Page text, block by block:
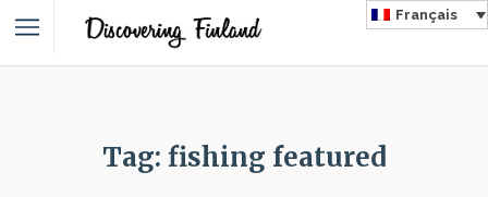
Français
Tag: fishing featured